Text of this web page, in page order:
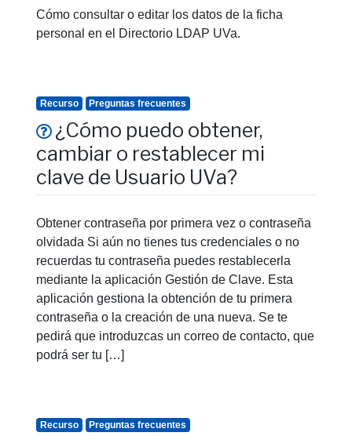
Cómo consultar o editar los datos de la ficha
personal en el Directorio LDAP UVa.
Recurso Preguntas frecuentes
¿Cómo puedo obtener,
cambiar o restablecer mi
clave de Usuario UVa?
Obtener contraseña por primera vez o contraseña
olvidada Si aún no tienes tus credenciales o no
recuerdas tu contraseña puedes restablecerla
mediante la aplicación Gestión de Clave. Esta
aplicación gestiona la obtención de tu primera
contraseña o la creación de una nueva. Se te
pedirá que introduzcas un correo de contacto, que
podrá ser tu […]
Recurso Preguntas frecuentes